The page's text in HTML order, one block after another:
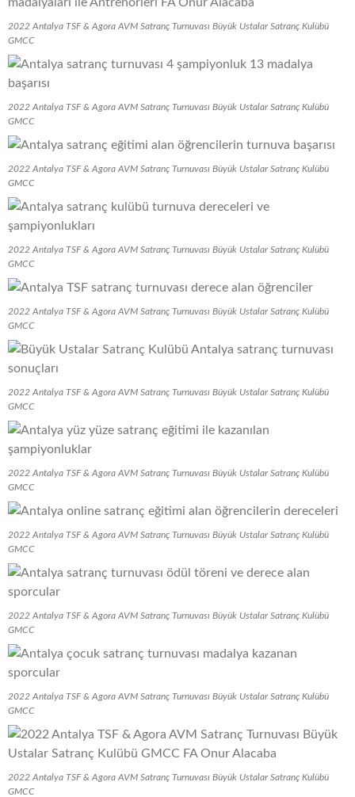
2022 Antalya TSF & Agora AVM Satranç Turnuvası Büyük Ustalar Satranç Kulübü
GMCC
2022 Antalya TSF & Agora AVM Satranç Turnuvası Büyük Ustalar Satranç Kulübü
GMCC
2022 Antalya TSF & Agora AVM Satranç Turnuvası Büyük Ustalar Satranç Kulübü
GMCC
2022 Antalya TSF & Agora AVM Satranç Turnuvası Büyük Ustalar Satranç Kulübü
GMCC
2022 Antalya TSF & Agora AVM Satranç Turnuvası Büyük Ustalar Satranç Kulübü
GMCC
2022 Antalya TSF & Agora AVM Satranç Turnuvası Büyük Ustalar Satranç Kulübü
GMCC
2022 Antalya TSF & Agora AVM Satranç Turnuvası Büyük Ustalar Satranç Kulübü
GMCC
2022 Antalya TSF & Agora AVM Satranç Turnuvası Büyük Ustalar Satranç Kulübü
GMCC
2022 Antalya TSF & Agora AVM Satranç Turnuvası Büyük Ustalar Satranç Kulübü
GMCC
2022 Antalya TSF & Agora AVM Satranç Turnuvası Büyük Ustalar Satranç Kulübü
GMCC
2022 Antalya TSF & Agora AVM Satranç Turnuvası Büyük Ustalar Satranç Kulübü
GMCC